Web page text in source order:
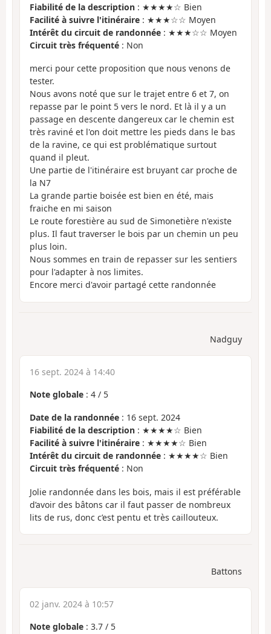
Fiabilité de la description : ★★★★☆ Bien
Facilité à suivre l'itinéraire : ★★★☆☆ Moyen
Intérêt du circuit de randonnée : ★★★☆☆ Moyen
Circuit très fréquenté : Non
merci pour cette proposition que nous venons de
tester.
Nous avons noté que sur le trajet entre 6 et 7, on
repasse par le point 5 vers le nord. Et là il y a un
passage en descente dangereux car le chemin est
très raviné et l'on doit mettre les pieds dans le bas
de la ravine, ce qui est problématique surtout
quand il pleut.
Une partie de l'itinéraire est bruyant car proche de
la N7
La grande partie boisée est bien en été, mais
fraiche en mi saison
Le route forestière au sud de Simonetière n'existe
plus. Il faut traverser le bois par un chemin un peu
plus loin.
Nous sommes en train de repasser sur les sentiers
pour l'adapter à nos limites.
Encore merci d'avoir partagé cette randonnée
Nadguy
16 sept. 2024 à 14:40
Note globale : 4 / 5
Date de la randonnée : 16 sept. 2024
Fiabilité de la description : ★★★★☆ Bien
Facilité à suivre l'itinéraire : ★★★★☆ Bien
Intérêt du circuit de randonnée : ★★★★☆ Bien
Circuit très fréquenté : Non
Jolie randonnée dans les bois, mais il est préférable
d’avoir des bâtons car il faut passer de nombreux
lits de rus, donc c’est pentu et très caillouteux.
Battons
02 janv. 2024 à 10:57
Note globale : 3.7 / 5